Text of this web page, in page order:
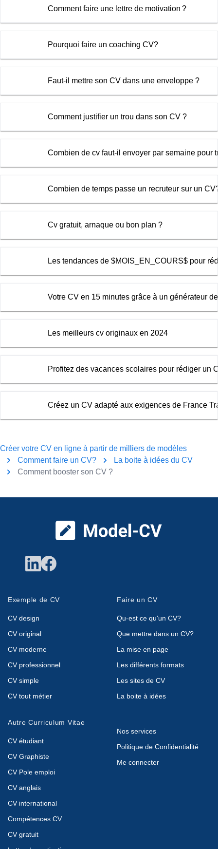
Comment faire une lettre de motivation ?
Pourquoi faire un coaching CV?
Faut-il mettre son CV dans une enveloppe ?
Comment justifier un trou dans son CV ?
Combien de cv faut-il envoyer par semaine pour
Combien de temps passe un recruteur sur un
Cv gratuit, arnaque ou bon plan ?
Les tendances de $MOIS_EN_COURS$ pour
Votre CV en 15 minutes grâce à un générateur
Les meilleurs cv originaux en 2024
Profitez des vacances scolaires pour rédiger un
Créez un CV adapté aux exigences de France
Créer votre CV en ligne à partir de milliers de modèles
Comment faire un CV?
La boite à idées du CV
Comment booster son CV ?
Exemple de CV
CV design
CV original
CV moderne
CV professionnel
CV simple
CV tout métier
Faire un CV
Qu-est ce qu'un CV?
Que mettre dans un CV?
La mise en page
Les différents formats
Les sites de CV
La boite à idées
Autre Curriculum Vitae
CV étudiant
CV Graphiste
CV Pole emploi
CV anglais
CV international
Compétences CV
CV gratuit
Nos services
Politique de Confidentialité
Me connecter